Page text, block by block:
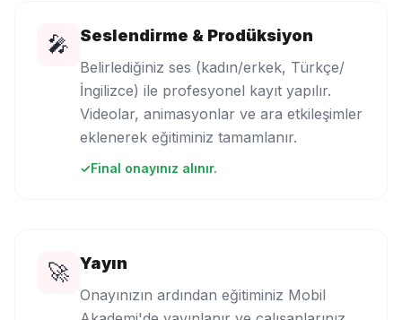
🎤 Seslendirme & Prodüksiyon
Belirlediğiniz ses (kadın/erkek, Türkçe/
İngilizce) ile profesyonel kayıt yapılır.
Videolar, animasyonlar ve ara etkileşimler
eklenerek eğitiminiz tamamlanır.
✓Final onayınız alınır.
🚀 Yayın
Onayınızın ardından eğitiminiz Mobil